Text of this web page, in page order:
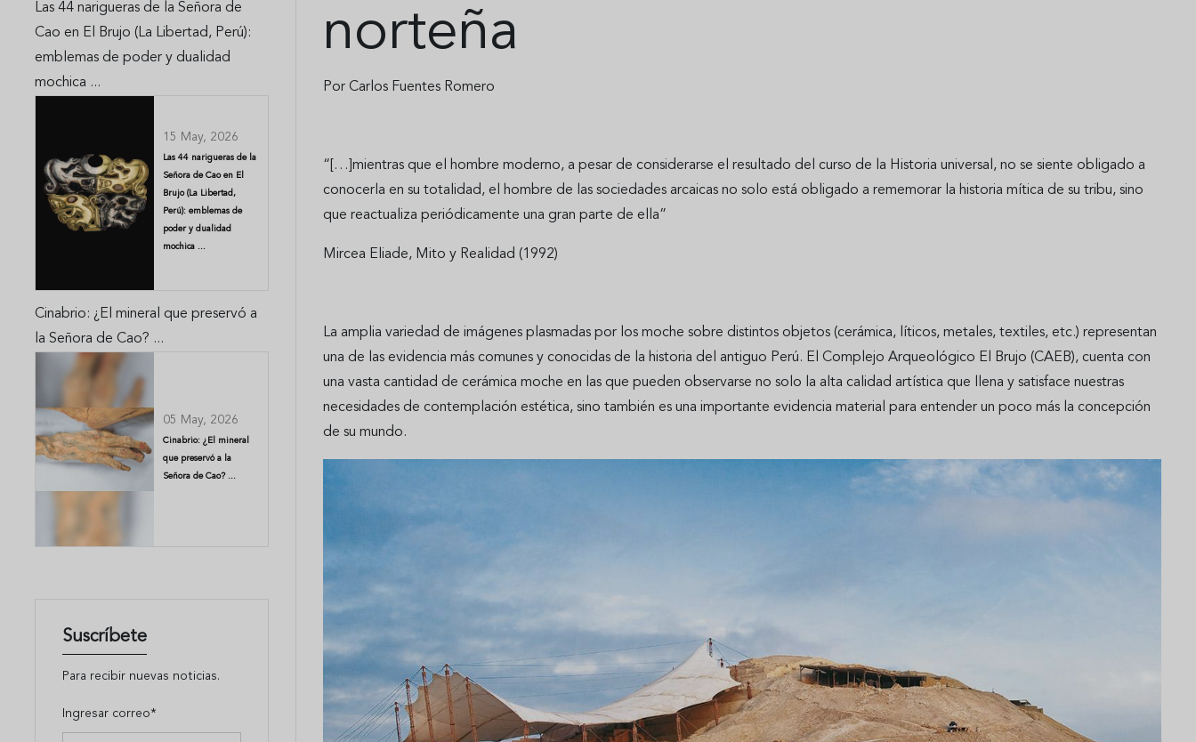
Las 44 narigueras de la Señora de
Cao en El Brujo (La Libertad, Perú):
emblemas de poder y dualidad
mochica ...
15 May, 2026
Las 44 narigueras de la
Señora de Cao en El
Brujo (La Libertad,
Perú): emblemas de
poder y dualidad
mochica ...
Cinabrio: ¿El mineral que preservó a
la Señora de Cao? ...
05 May, 2026
Cinabrio: ¿El mineral
que preservó a la
Señora de Cao? ...
Suscríbete
Para recibir nuevas noticias.
Ingresar correo*
norteña
Por Carlos Fuentes Romero
“[…]mientras que el hombre moderno, a pesar de considerarse el resultado del curso de la Historia universal, no se siente obligado a
conocerla en su totalidad, el hombre de las sociedades arcaicas no solo está obligado a rememorar la historia mítica de su tribu, sino
que reactualiza periódicamente una gran parte de ella”
Mircea Eliade, Mito y Realidad (1992)
La amplia variedad de imágenes plasmadas por los moche sobre distintos objetos (cerámica, líticos, metales, textiles, etc.) representan
una de las evidencia más comunes y conocidas de la historia del antiguo Perú. El Complejo Arqueológico El Brujo (CAEB), cuenta con
una vasta cantidad de cerámica moche en las que pueden observarse no solo la alta calidad artística que llena y satisface nuestras
necesidades de contemplación estética, sino también es una importante evidencia material para entender un poco más la concepción
de su mundo.